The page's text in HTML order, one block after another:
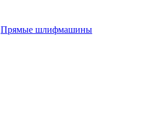
Прямые шлифмашины